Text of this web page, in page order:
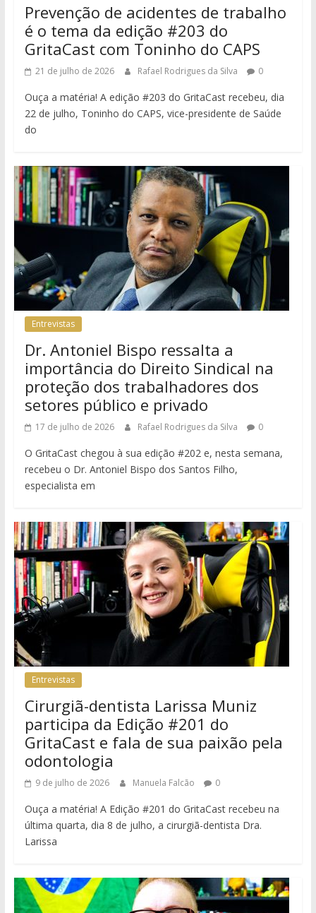
Prevenção de acidentes de trabalho
é o tema da edição #203 do
GritaCast com Toninho do CAPS
21 de julho de 2026 Rafael Rodrigues da Silva 0
Ouça a matéria! A edição #203 do GritaCast recebeu, dia
22 de julho, Toninho do CAPS, vice-presidente de Saúde
do
Entrevistas
Dr. Antoniel Bispo ressalta a
importância do Direito Sindical na
proteção dos trabalhadores dos
setores público e privado
17 de julho de 2026 Rafael Rodrigues da Silva 0
O GritaCast chegou à sua edição #202 e, nesta semana,
recebeu o Dr. Antoniel Bispo dos Santos Filho,
especialista em
Entrevistas
Cirurgiã-dentista Larissa Muniz
participa da Edição #201 do
GritaCast e fala de sua paixão pela
odontologia
9 de julho de 2026 Manuela Falcão 0
Ouça a matéria! A Edição #201 do GritaCast recebeu na
última quarta, dia 8 de julho, a cirurgiã-dentista Dra.
Larissa